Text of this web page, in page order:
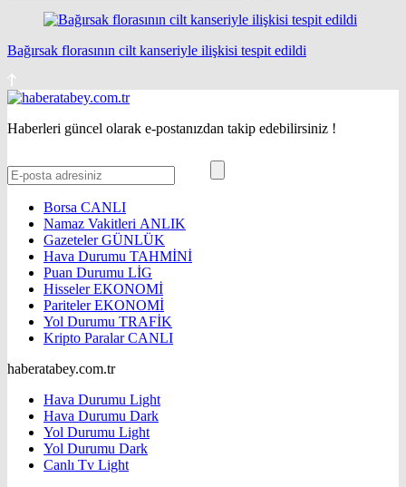
Bağırsak florasının cilt kanseriyle ilişkisi tespit edildi
Haberleri güncel olarak e-postanızdan takip edebilirsiniz !
Borsa CANLI
Namaz Vakitleri ANLIK
GazetelerGÜNLÜK
Hava Durumu TAHMİNİ
Puan Durumu LİG
HisselerEKONOMİ
ParitelerEKONOMİ
Yol Durumu TRAFİK
Kripto ParalarCANLI
haberatabey.com.tr
Hava Durumu Light
Hava Durumu Dark
Yol Durumu Light
Yol Durumu Dark
Canlı Tv Light